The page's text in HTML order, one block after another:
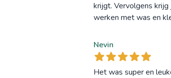
krijgt. Vervolgens
werken met was en
Nevin
Het was super en